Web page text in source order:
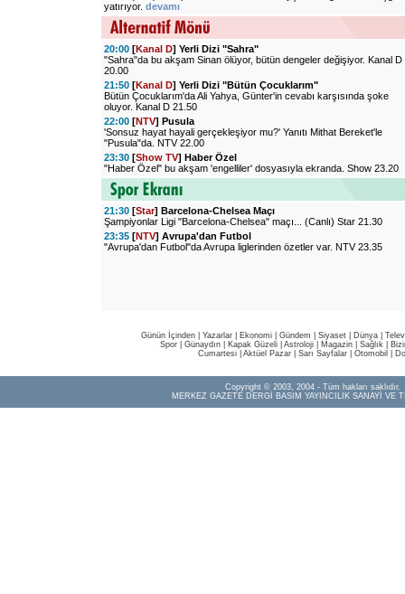
yatırıyor. devamı
20:00 [Kanal D] Yerli Dizi "Sahra"
"Sahra"da bu akşam Sinan ölüyor, bütün dengeler değişiyor. Kanal D
20.00
21:50 [Kanal D] Yerli Dizi "Bütün Çocuklarım"
Bütün Çocuklarım'da Ali Yahya, Günter'in cevabı karşısında şoke
oluyor. Kanal D 21.50
22:00 [NTV] Pusula
'Sonsuz hayat hayali gerçekleşiyor mu?' Yanıtı Mithat Bereket'le
"Pusula"da. NTV 22.00
23:30 [Show TV] Haber Özel
"Haber Özel" bu akşam 'engelliler' dosyasıyla ekranda. Show 23.20
21:30 [Star] Barcelona-Chelsea Maçı
Şampiyonlar Ligi "Barcelona-Chelsea" maçı... (Canlı) Star 21.30
23:35 [NTV] Avrupa'dan Futbol
"Avrupa'dan Futbol"da Avrupa liglerinden özetler var. NTV 23.35
Günün İçinden Yazarlar Ekonomi Gündem Siyaset Dünya |
Spor
Günaydın Kapak Güzeli Astroloji Magazin Sağlık
Cumartesi| Aktüel Pazar| Sarı Sayfalar| Otomobil
Copyright © 2003, 2004 - Tüm hakları saklıdır.
MERKEZ GAZETE DERGİ BASIM YAYINCILIK SANAYİ VE